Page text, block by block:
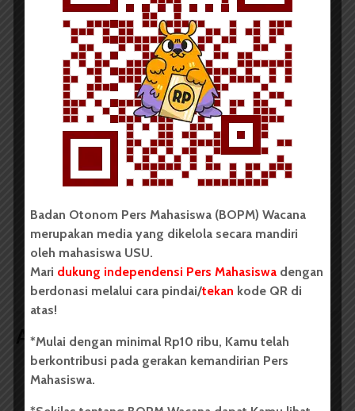
Redaksi
Badan Otonom Pers Mahasiswa (BOPM) Wacana
merupakan pers mahasiswa yang berdiri di luar
kampus dan dikelola secara mandiri oleh mahasiswa
Universitas Sumatera Utara (USU).
LIHAT SEMUA ARTIKEL
Unit PPK USU Tangani
10 Kasus Kekerasan
Sepanjang 2025
Poster PKM-RE pada
PIMNAS ke-38
Artikel terkait lain
Badan Otonom Pers Mahasiswa (BOPM) Wacana
merupakan media yang dikelola secara mandiri
oleh mahasiswa USU.
Mari dukung independensi Pers Mahasiswa dengan
berdonasi melalui cara pindai/tekan kode QR di
atas!
*Mulai dengan minimal Rp10 ribu, Kamu telah
berkontribusi pada gerakan kemandirian Pers
Mahasiswa.